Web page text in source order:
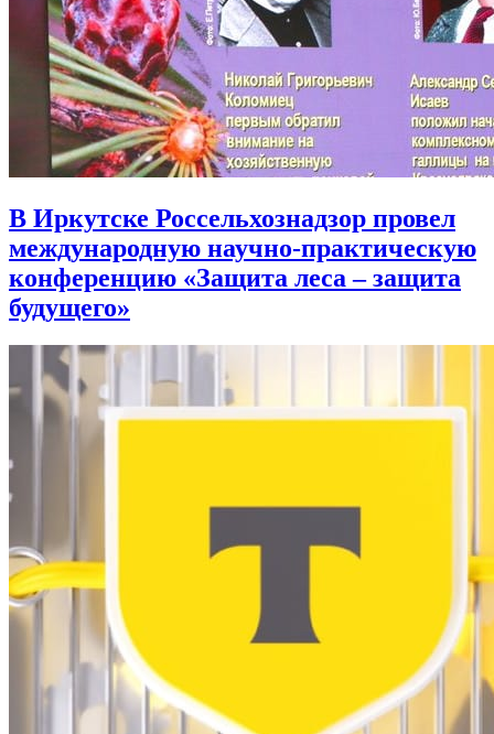
В Иркутске Россельхознадзор провел
международную научно-практическую
конференцию «Защита леса – защита
будущего»